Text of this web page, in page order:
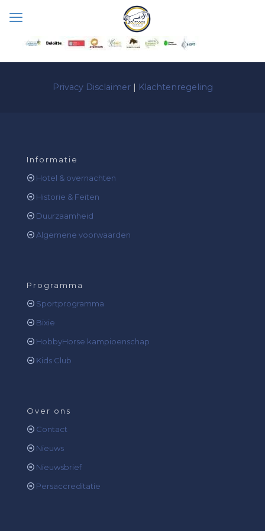
Privacy Disclaimer| Klachtenregeling
Informatie
Hotel & overnachten
Historie & Feiten
Duurzaamheid
Algemene voorwaarden
Programma
Sportprogramma
Bixie
HobbyHorse kampioenschap
Kids Club
Over ons
Contact
Nieuws
Nieuwsbrief
Persaccreditatie